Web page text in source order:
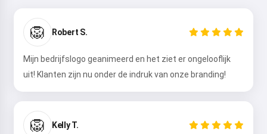
🦁 Robert S.
Mijn bedrijfslogo geanimeerd en het ziet er ongelooflijk
uit! Klanten zijn nu onder de indruk van onze branding!
🦁 Kelly T.